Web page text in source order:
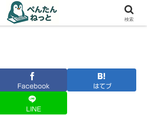
PCやガジェットの備忘録
Facebook はてブ
LINE
検索